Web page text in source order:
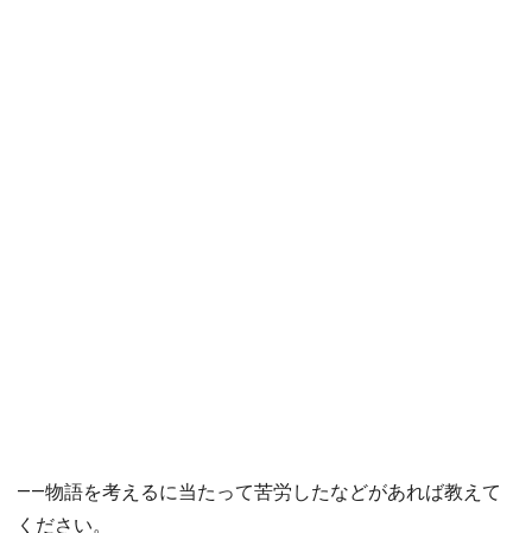
――物語を考えるに当たって苦労したなどがあれば教えて
ください。